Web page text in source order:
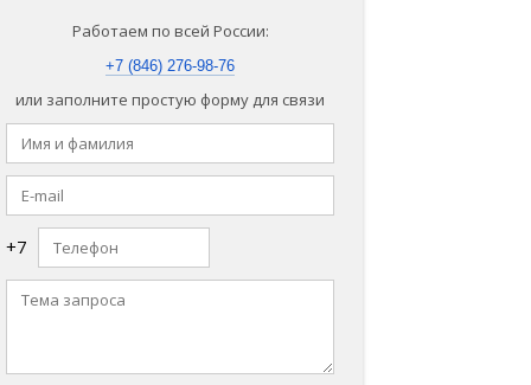
Работаем по всей России:
+7 (846) 276-98-76
или заполните простую форму для связи
+7